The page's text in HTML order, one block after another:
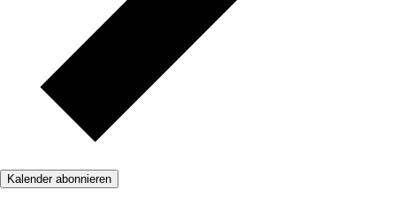
Kalender abonnieren